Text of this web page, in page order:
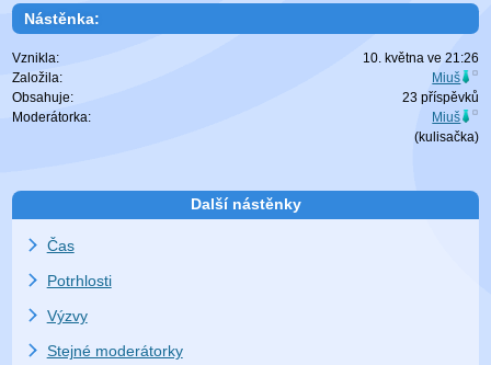
Nástěnka:
Vznikla:
10. května ve 21:26
Založila:
Miuš
Obsahuje:
23 příspěvků
Moderátorka:
Miuš
(kulisačka)
Další nástěnky
Čas
Potrhlosti
Výzvy
Stejné moderátorky